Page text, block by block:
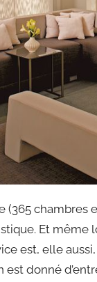
(365
Et même
est, elle
est donné